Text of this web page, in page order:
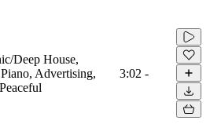
Deep House,
Advertising,
3:02 -